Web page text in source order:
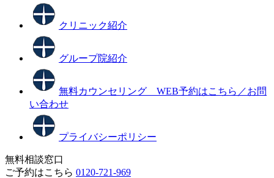
クリニック紹介
グループ院紹介
無料カウンセリング WEB予約はこちら／お問
い合わせ
プライバシーポリシー
無料相談窓口
ご予約はこちら 0120-721-969